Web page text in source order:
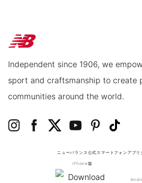
Independent since 1906, we
sport and craftsmanship to create
communities around the world.
ニューバランス公式スマートフォンアプリ
iPhone版